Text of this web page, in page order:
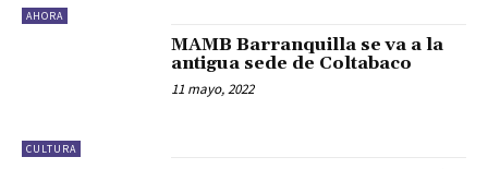
AHORA
CULTURA
MAMB Barranquilla se va a la
antigua sede de Coltabaco
11 mayo, 2022